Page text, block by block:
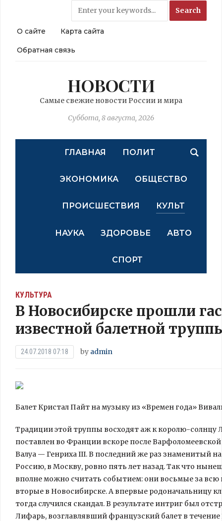
О сайте Карта сайта
Обратная связь
НОВОСТИ
Самые свежие новости России и мира
Суббота, 8 августа, 2026
ГЛАВНАЯ ПОЛИТ
ЭКОНОМИКА ОБЩЕСТВО
ПРОИСШЕСТВИЯ КУЛЬТ
НАУКА ЗДОРОВЬЕ АВТО
СПОРТ
КУЛЬТУРА
В Новосибирске прошли
известной балетной
24.07.2018 07:18 by admin
Балет Кристал Пайт на музыку из «Времен года»
Традиции этой труппы восходят аж к королю-солнцу
поставлен во Франции вскоре после
Валуа — Генриха III. В последний же раз знаменитый
Россию, в Москву, ровно пять лет назад. Так что
вполне можно считать событием: они восьмые за
вторые в Новосибирске. А впервые родоначальницу
тогда случился скандал. В результате интриг был
Лифарь, возглавлявший французский балет в